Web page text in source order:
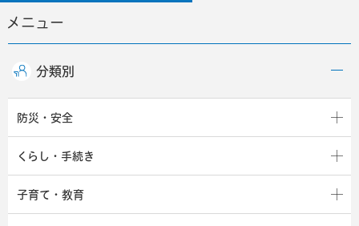
メニュー
分類別
防災・安全
くらし・手続き
子育て・教育